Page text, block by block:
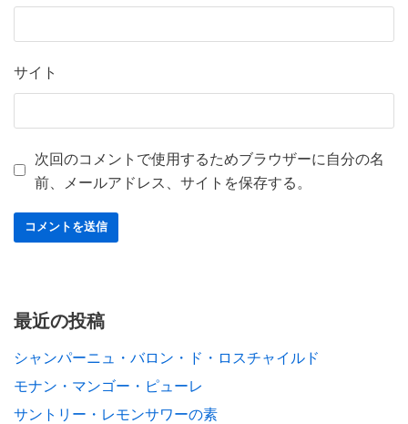
サイト
次回のコメントで使用するためブラウザーに自分の名
前、メールアドレス、サイトを保存する。
最近の投稿
シャンパーニュ・バロン・ド・ロスチャイルド
モナン・マンゴー・ピューレ
サントリー・レモンサワーの素